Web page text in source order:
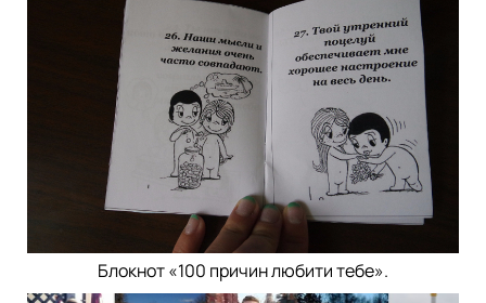
Блокнот «100 причин любити тебе».